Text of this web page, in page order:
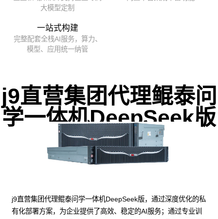
大模型定制
一站式构建
完整配套全栈AI服务，算力、
模型、应用统一纳管
j9直营集团代理鲲泰问
学一体机DeepSeek版
j9直营集团代理鲲泰问学一体机DeepSeek版，通过深度优化的私
有化部署方案，为企业提供了高效、稳定的AI服务；通过专业训